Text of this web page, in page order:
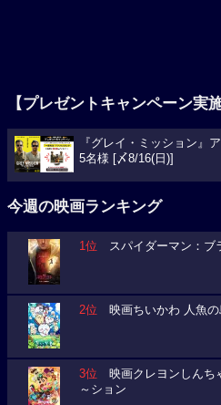
【プレゼントキャンペーン実施
『グレイ・ミッション』
5名様 [〆8/16(日)]
今週の映画ランキング
1位 スパイダーマン：ブ
2位 映画ちいかわ 人魚の
3位 映画クレヨンしんち
～ション